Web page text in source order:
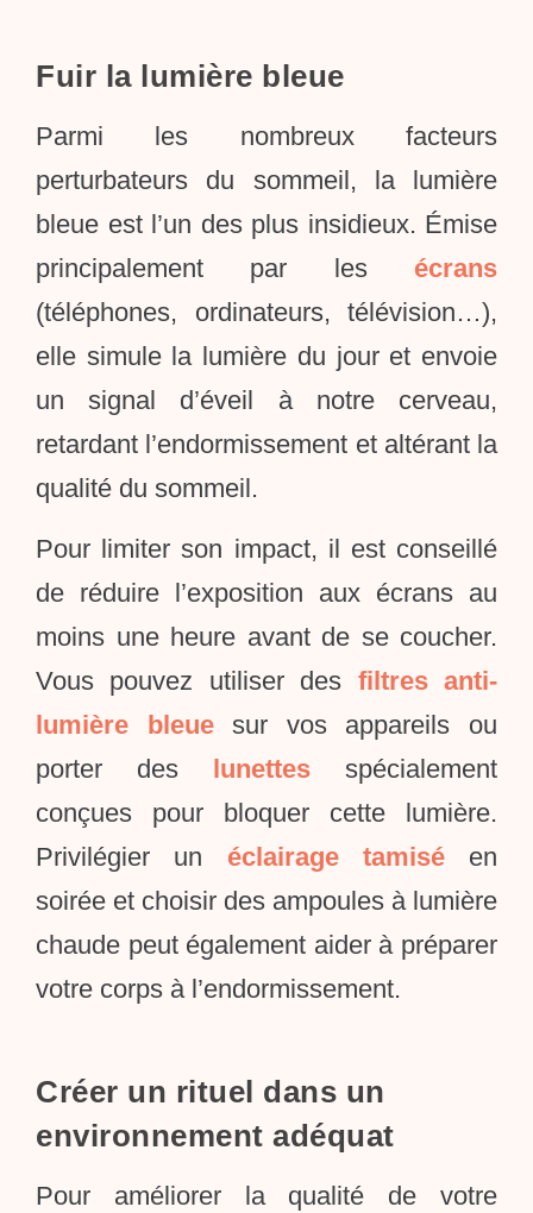
Fuir la lumière bleue
Parmi les nombreux facteurs
perturbateurs du sommeil, la lumière
bleue est l’un des plus insidieux. Émise
principalement par les écrans
(téléphones, ordinateurs, télévision…),
elle simule la lumière du jour et envoie
un signal d’éveil à notre cerveau,
retardant l’endormissement et altérant la
qualité du sommeil.
Pour limiter son impact, il est conseillé
de réduire l’exposition aux écrans au
moins une heure avant de se coucher.
Vous pouvez utiliser des filtres anti-
lumière bleuesur vos appareils ou
porter des
lunettes spécialement
conçues pour bloquer cette lumière.
Privilégier un éclairage tamiséen
soirée et choisir des ampoules à lumière
chaude peut également aider à préparer
votre corps à l’endormissement.
Créer un rituel dans un
environnement adéquat
Pour améliorer la qualité de votre